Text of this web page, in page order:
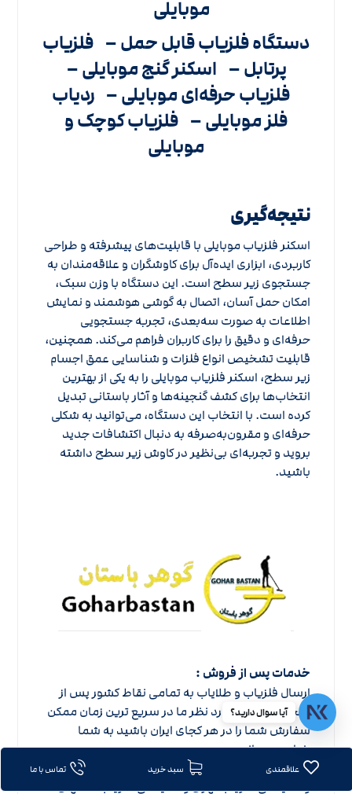
موبایلی
دستگاه فلزیاب قابل حمل – فلزیاب
پرتابل – اسکنر گنج موبایلی –
فلزیاب حرفه‌ای موبایلی –ردیاب
فلز موبایلی – فلزیاب کوچک و
موبایلی
نتیجه‌گیری
اسکنر فلزیاب موبایلی با قابلیت‌های پیشرفته و طراحی
کاربردی، ابزاری ایده‌آل برای کاوشگران و علاقه‌مندان به
جستجوی زیر سطح است. این دستگاه با وزن سبک،
امکان حمل آسان، اتصال به گوشی هوشمند و نمایش
اطلاعات به صورت سه‌بعدی، تجربه جستجویی
حرفه‌ای و دقیق را برای کاربران فراهم می‌کند. همچنین،
قابلیت تشخیص انواع فلزات و شناسایی عمق اجسام
زیر سطح، اسکنر فلزیاب موبایلی را به یکی از بهترین
انتخاب‌ها برای کشف گنجینه‌ها و آثار باستانی تبدیل
کرده است. با انتخاب این دستگاه، می‌توانید به شکلی
حرفه‌ای و مقرون‌به‌صرفه به دنبال اکتشافات جدید
بروید و تجربه‌ای بی‌نظیر در کاوش زیر سطح داشته
باشید.
خدمات پس از فروش :
ارسال فلزیاب و طلایاب به تمامی نقاط کشور پس از
انتخاب فلزیاب مورد نظر ما در سریع ترین زمان ممکن
سفارش شما را در هر کجای ایران باشید به شما
خواهیم رساند.
شماره تماس کارشناس آموزش فلزیاب ،
خرید فلزیاب
ونمایندگی فلزیاب تهرانونمایندگی فلزیاب اصفهان
علاقمندی سبد خرید تماس با ما
آیا سوال دارید؟